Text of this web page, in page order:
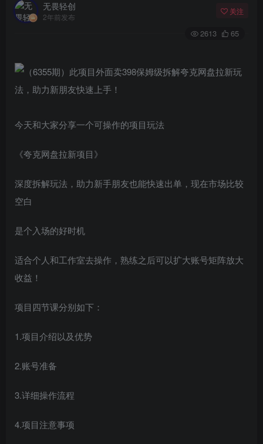
无畏轻创
2年前发布
关注
2613 65
今天和大家分享一个可操作的项目玩法
《夸克网盘拉新项目》
深度拆解玩法，助力新手朋友也能快速出单，现在市场比较
空白
是个入场的好时机
适合个人和工作室去操作，熟练之后可以扩大账号矩阵放大
收益！
项目四节课分别如下：
1.项目介绍以及优势
2.账号准备
3.详细操作流程
4.项目注意事项